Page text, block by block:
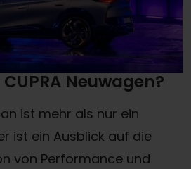
Neuwagen?
ist mehr als nur ein
ist ein Ausblick auf die
von Performance und